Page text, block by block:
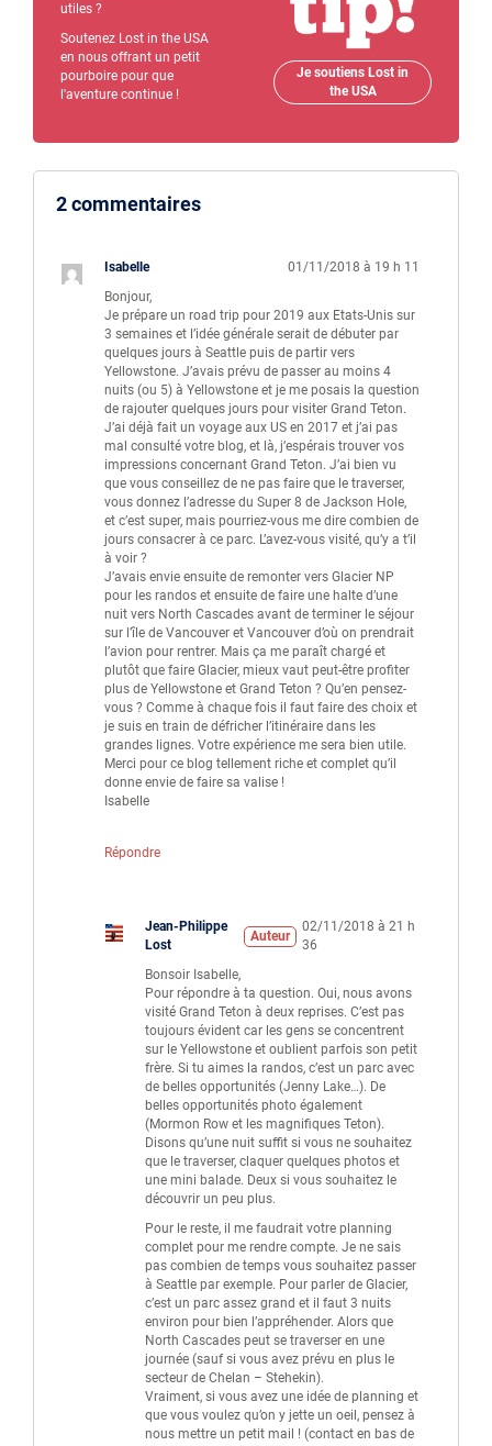
utiles ?
Soutenez Lost in the USA
en nous offrant un petit
pourboire pour que
l'aventure continue !
Je soutiens Lost in
the USA
2 commentaires
Isabelle
01/11/2018 à 19 h 11
Bonjour,
Je prépare un road trip pour 2019 aux Etats-Unis sur
3 semaines et l’idée générale serait de débuter par
quelques jours à Seattle puis de partir vers
Yellowstone. J’avais prévu de passer au moins 4
nuits (ou 5) à Yellowstone et je me posais la question
de rajouter quelques jours pour visiter Grand Teton.
J’ai déjà fait un voyage aux US en 2017 et j’ai pas
mal consulté votre blog, et là, j’espérais trouver vos
impressions concernant Grand Teton. J’ai bien vu
que vous conseillez de ne pas faire que le traverser,
vous donnez l’adresse du Super 8 de Jackson Hole,
et c’est super, mais pourriez-vous me dire combien de
jours consacrer à ce parc. L’avez-vous visité, qu’y a t’il
à voir ?
J’avais envie ensuite de remonter vers Glacier NP
pour les randos et ensuite de faire une halte d’une
nuit vers North Cascades avant de terminer le séjour
sur l’île de Vancouver et Vancouver d’où on prendrait
l’avion pour rentrer. Mais ça me paraît chargé et
plutôt que faire Glacier, mieux vaut peut-être profiter
plus de Yellowstone et Grand Teton ? Qu’en pensez-
vous ? Comme à chaque fois il faut faire des choix et
je suis en train de défricher l’itinéraire dans les
grandes lignes. Votre expérience me sera bien utile.
Merci pour ce blog tellement riche et complet qu’il
donne envie de faire sa valise !
Isabelle
Répondre
Jean-Philippe
Lost
Auteur
02/11/2018 à 21 h
36
Bonsoir Isabelle,
Pour répondre à ta question. Oui, nous avons
visité Grand Teton à deux reprises. C’est pas
toujours évident car les gens se concentrent
sur le Yellowstone et oublient parfois son petit
frère. Si tu aimes la randos, c’est un parc avec
de belles opportunités (Jenny Lake…). De
belles opportunités photo également
(Mormon Row et les magnifiques Teton).
Disons qu’une nuit suffit si vous ne souhaitez
que le traverser, claquer quelques photos et
une mini balade. Deux si vous souhaitez le
découvrir un peu plus.
Pour le reste, il me faudrait votre planning
complet pour me rendre compte. Je ne sais
pas combien de temps vous souhaitez passer
à Seattle par exemple. Pour parler de Glacier,
c’est un parc assez grand et il faut 3 nuits
environ pour bien l’appréhender. Alors que
North Cascades peut se traverser en une
journée (sauf si vous avez prévu en plus le
secteur de Chelan – Stehekin).
Vraiment, si vous avez une idée de planning et
que vous voulez qu’on y jette un oeil, pensez à
nous mettre un petit mail ! (contact en bas de